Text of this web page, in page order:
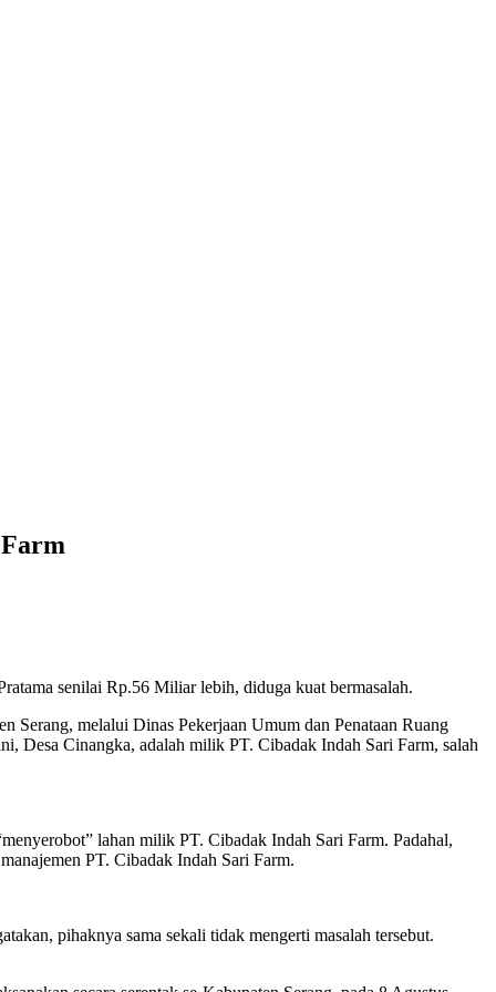
senilai Rp.56 Miliar lebih, diduga kuat bermasalah.
Serang, melalui Dinas Pekerjaan Umum dan Penataan Ruang
Desa Cinangka, adalah milik PT. Cibadak Indah Sari Farm, salah
lahan milik PT. Cibadak Indah Sari Farm. Padahal,
PT. Cibadak Indah Sari Farm.
pihaknya sama sekali tidak mengerti masalah tersebut.